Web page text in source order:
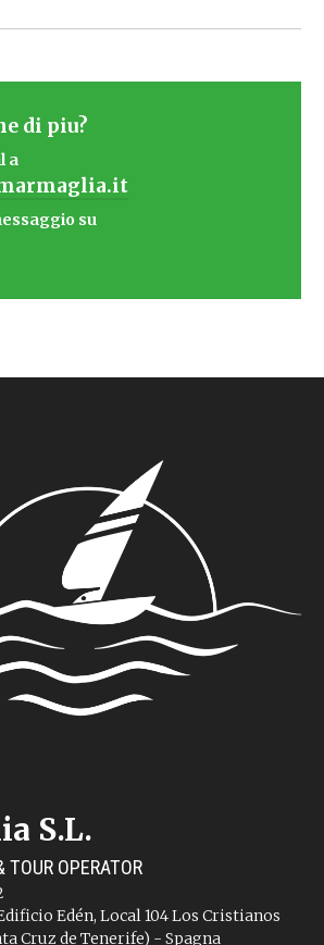
di piu?
a
su
S.L.
TOUR OPERATOR
Edén, Local 104 Los Cristianos
Cruz de Tenerife) - Spagna